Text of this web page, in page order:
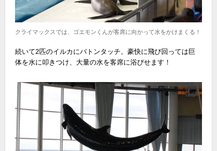
クライマックスでは、ゴエモンくんが客席に向かって水をかけまくる！
続いて2匹のイルカにバトンタッチ。豪快に飛び回っては巨
体を水に叩きつけ、大量の水を客席に浴びせます！